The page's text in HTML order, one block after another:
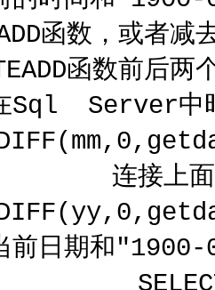
函数，或者
函数前
Sql Server中
接上面的例子
前日期和"1900-